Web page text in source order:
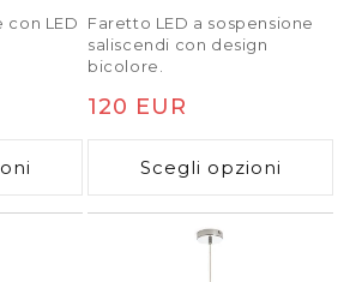
con LED
Faretto LED a sospensione
saliscendi con design
bicolore.
Prezzo
di
listino
120 EUR
Scegli opzioni